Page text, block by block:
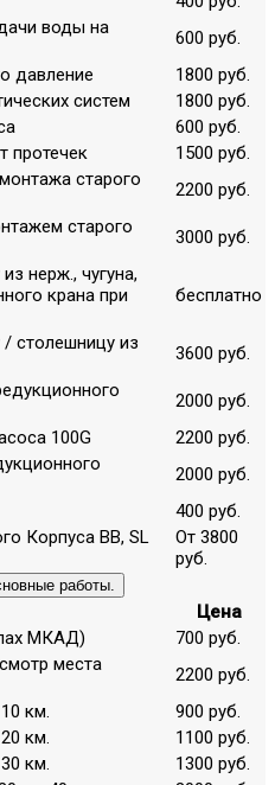
воды на
600 руб.
давление
1800 руб.
систем
1800 руб.
600 руб.
протечек
1500 руб.
старого
2200 руб.
старого
3000 руб.
нерж., чугуна,
крана при
бесплатно
столешницу из
3600 руб.
2000 руб.
100G
2200 руб.
2000 руб.
400 руб.
Корпуса ВВ, SL
От 3800
руб.
работы.
Цена
МКАД)
700 руб.
места
2200 руб.
км.
900 руб.
км.
1100 руб.
км.
1300 руб.